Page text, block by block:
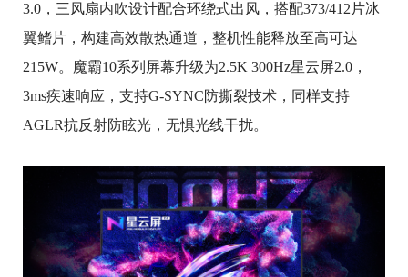
3.0，三风扇内吹设计配合环绕式出风，搭配373/412片冰
翼鳍片，构建高效散热通道，整机性能释放至高可达
215W。魔霸10系列屏幕升级为2.5K 300Hz星云屏2.0，
3ms疾速响应，支持G-SYNC防撕裂技术，同样支持
AGLR抗反射防眩光，无惧光线干扰。